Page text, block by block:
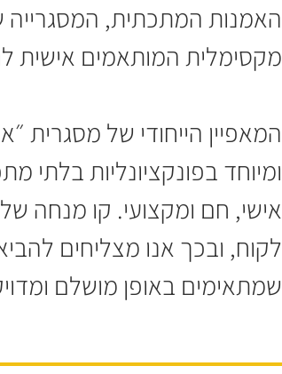
האמנות המתכתית, המסגרייה
מקסימלית המותאמים אישית
המאפיין הייחודי של מסגרית
ומיוחד בפונקציונליות
אישי, חם ומקצועי. קו מנחה
לקוח, ובכך אנו מצליחים
שמתאימים באופן מושלם